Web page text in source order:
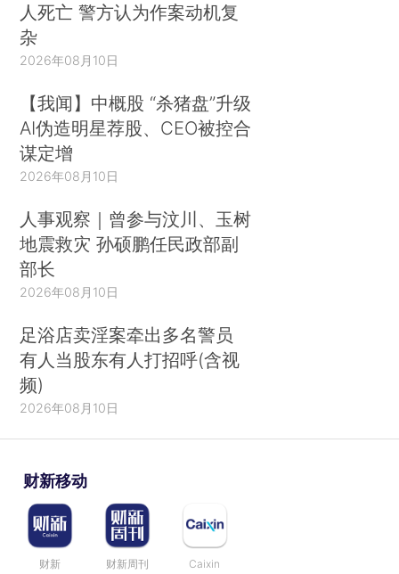
人死亡 警方认为作案动机复
杂
2026年08月10日
【我闻】中概股 “杀猪盘”升级
AI伪造明星荐股、CEO被控合
谋定增
2026年08月10日
人事观察｜曾参与汶川、玉树
地震救灾 孙硕鹏任民政部副
部长
2026年08月10日
足浴店卖淫案牵出多名警员
有人当股东有人打招呼(含视
频)
2026年08月10日
财新移动
财新 财新周刊 Caixin